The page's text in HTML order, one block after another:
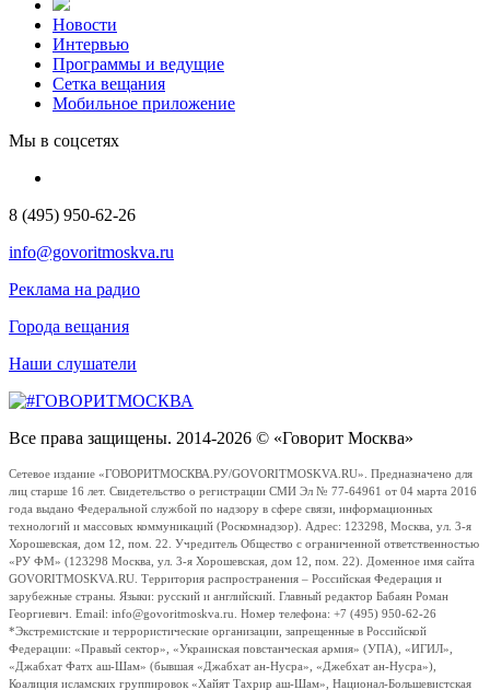
Новости
Интервью
Программы и ведущие
Сетка вещания
Мобильное приложение
Мы в соцсетях
8 (495) 950-62-26
info@govoritmoskva.ru
Реклама на радио
Города вещания
Наши слушатели
Все права защищены. 2014-2026 © «Говорит Москва»
Сетевое издание «ГОВОРИТМОСКВА.РУ/GOVORITMOSKVA.RU». Предназначено для
лиц старше 16 лет. Свидетельство о регистрации СМИ Эл № 77-64961 от 04 марта 2016
года выдано Федеральной службой по надзору в сфере связи, информационных
технологий и массовых коммуникаций (Роскомнадзор). Адрес: 123298, Москва, ул. 3-я
Хорошевская, дом 12, пом. 22. Учредитель Общество с ограниченной ответственностью
«РУ ФМ» (123298 Москва, ул. 3-я Хорошевская, дом 12, пом. 22). Доменное имя сайта
GOVORITMOSKVA.RU. Территория распространения – Российская Федерация и
зарубежные страны. Языки: русский и английский. Главный редактор Бабаян Роман
Георгиевич. Email: info@govoritmoskva.ru. Номер телефона: +7 (495) 950-62-26
*Экстремистские и террористические организации, запрещенные в Российской
Федерации: «Правый сектор», «Украинская повстанческая армия» (УПА), «ИГИЛ»,
«Джабхат Фатх аш-Шам» (бывшая «Джабхат ан-Нусра», «Джебхат ан-Нусра»),
Коалиция исламских группировок «Хайят Тахрир аш-Шам», Национал-Большевистская